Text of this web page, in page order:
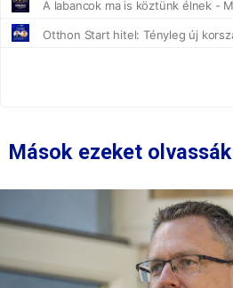
Mások ezeket olvassák